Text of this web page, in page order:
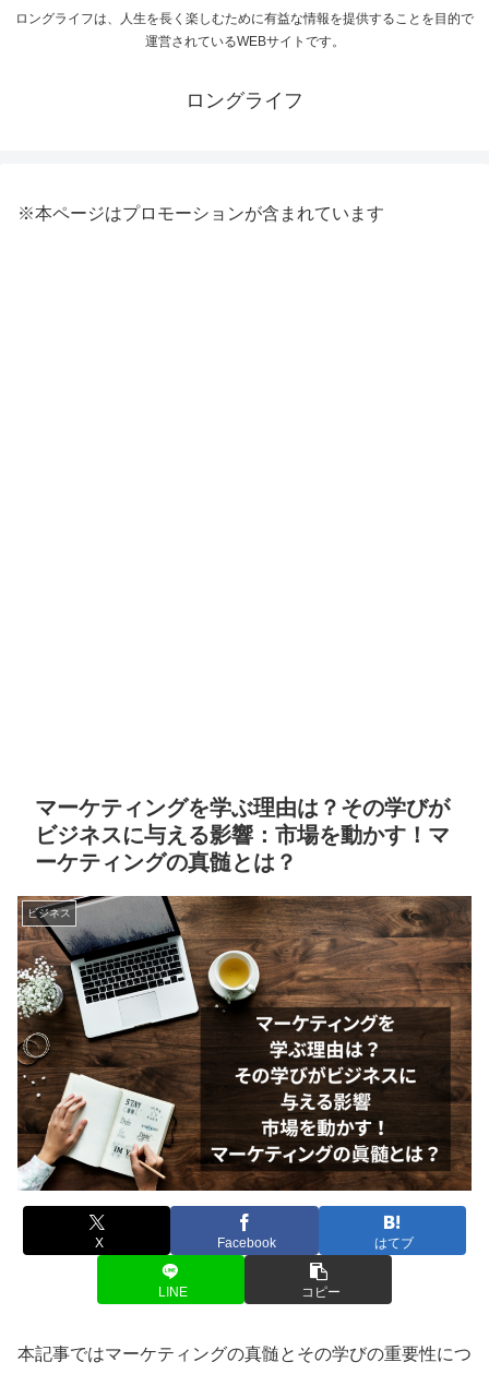
ロングライフは、人生を長く楽しむために有益な情報を提供することを目的で
運営されているWEBサイトです。
ロングライフ
※本ページはプロモーションが含まれています
マーケティングを学ぶ理由は？その学びが
ビジネスに与える影響：市場を動かす！マ
ーケティングの真髄とは？
ビジネス
X Facebook はてブ
LINE コピー
本記事ではマーケティングの真髄とその学びの重要性につ